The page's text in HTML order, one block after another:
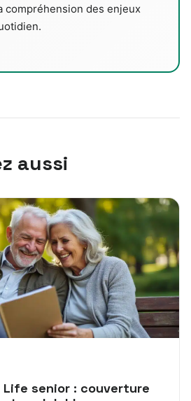
compréhension des enjeux
aussi
Life senior : couverture